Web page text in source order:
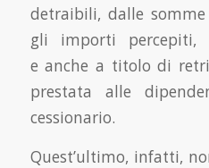
detraibili, dalle
gli importi percepiti,
e anche a titolo di
prestata alle
cessionario.
Quest’ultimo, infatti,